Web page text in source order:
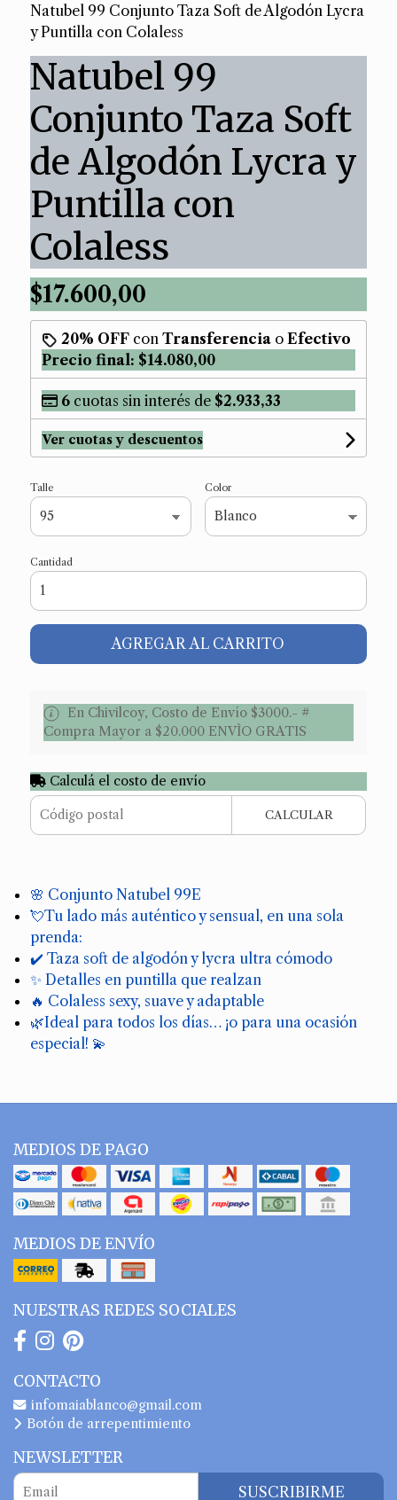
Natubel 99 Conjunto Taza Soft de Algodón Lycra
y Puntilla con Colaless
Natubel 99
Conjunto Taza Soft
de Algodón Lycra y
Puntilla con
Colaless
$17.600,00
20% OFFcon Transferenciao Efectivo
Precio final: $14.080,00
6cuotas sin interés de $2.933,33
Ver cuotas y descuentos
Talle Color
Cantidad
AGREGAR AL CARRITO
En Chivilcoy, Costo de Envío $3000.- #
Compra Mayor a $20.000 ENVÌO GRATIS
Calculá el costo de envío
CALCULAR
🌸 Conjunto Natubel 99E
💘Tu lado más auténtico y sensual, en una sola
prenda:
✔️ Taza soft de algodón y lycra ultra cómodo
✨ Detalles en puntilla que realzan
🔥 Colaless sexy, suave y adaptable
🌿Ideal para todos los días… ¡o para una ocasión
especial! 💫
MEDIOS DE PAGO
MEDIOS DE ENVÍO
NUESTRAS REDES SOCIALES
CONTACTO
infomaiablanco@gmail.com
Botón de arrepentimiento
NEWSLETTER
SUSCRIBIRME